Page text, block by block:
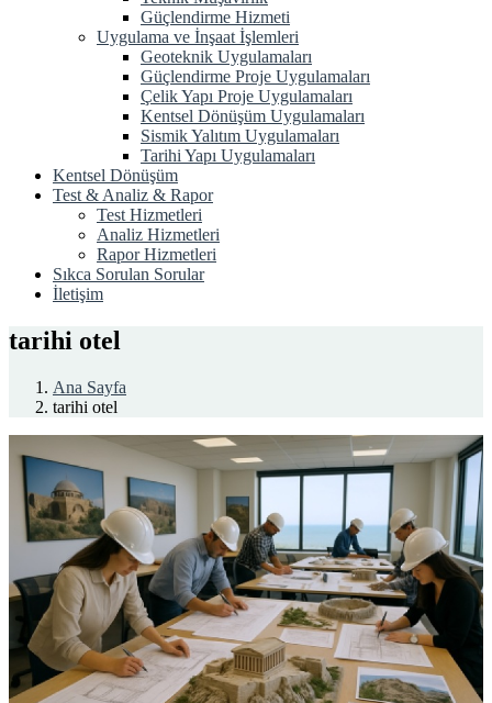
Güçlendirme Hizmeti
Uygulama ve İnşaat İşlemleri
Geoteknik Uygulamaları
Güçlendirme Proje Uygulamaları
Çelik Yapı Proje Uygulamaları
Kentsel Dönüşüm Uygulamaları
Sismik Yalıtım Uygulamaları
Tarihi Yapı Uygulamaları
Kentsel Dönüşüm
Test & Analiz & Rapor
Test Hizmetleri
Analiz Hizmetleri
Rapor Hizmetleri
Sıkca Sorulan Sorular
İletişim
tarihi otel
Ana Sayfa
tarihi otel